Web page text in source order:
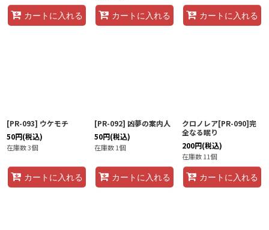
カートに入れる カートに入れる カートに入れる
[PR-093] ウケモチ
50円(税込)
在庫数 3個
カートに入れる
[PR-092] 凶夢の案内人
50円(税込)
在庫数 1個
カートに入れる
クロノレア[PR-090]完
全なる眠り
200円(税込)
在庫数 11個
カートに入れる